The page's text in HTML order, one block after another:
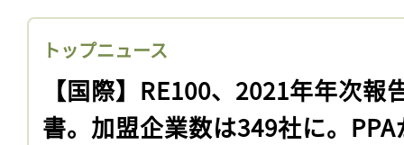
トップニュース
【国際】RE100、2021年年次報
書。加盟企業数は349社に。PPA